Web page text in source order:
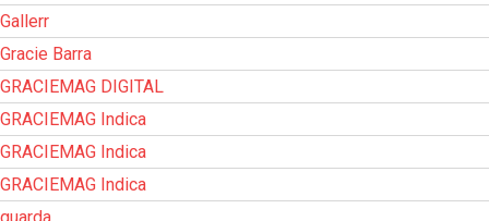
Gallerr
Gracie Barra
GRACIEMAG DIGITAL
GRACIEMAG Indica
GRACIEMAG Indica
GRACIEMAG Indica